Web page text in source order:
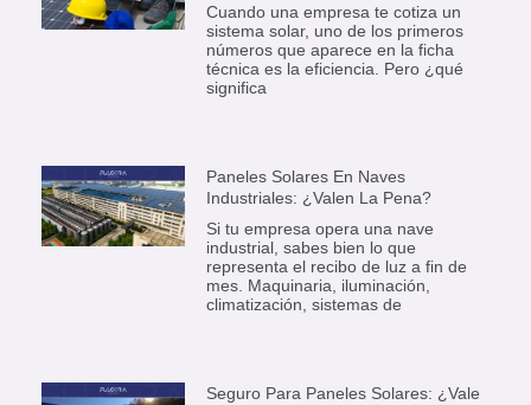
Cuando una empresa te cotiza un
sistema solar, uno de los primeros
números que aparece en la ficha
técnica es la eficiencia. Pero ¿qué
significa
Paneles Solares En Naves
Industriales: ¿Valen La Pena?
Si tu empresa opera una nave
industrial, sabes bien lo que
representa el recibo de luz a fin de
mes. Maquinaria, iluminación,
climatización, sistemas de
Seguro Para Paneles Solares: ¿Vale